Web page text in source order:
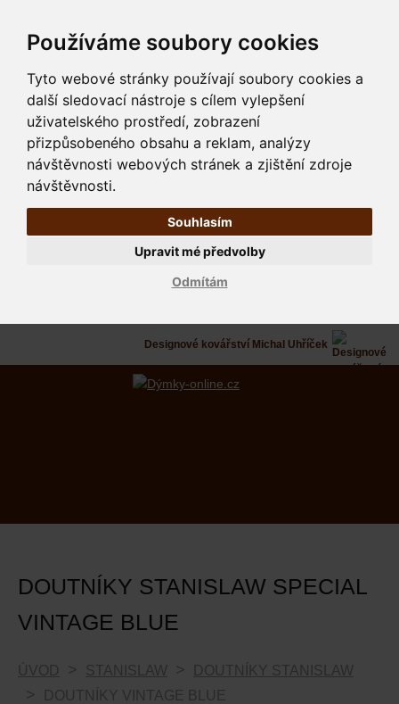
Používáme soubory cookies
Tyto webové stránky používají soubory cookies a
další sledovací nástroje s cílem vylepšení
uživatelského prostředí, zobrazení
přizpůsobeného obsahu a reklam, analýzy
návštěvnosti webových stránek a zjištění zdroje
návštěvnosti.
Souhlasím
Odmítám
Upravit mé předvolby
Designové kovářství Michal Uhříček
DOUTNÍKY STANISLAW SPECIAL
VINTAGE BLUE
ÚVOD STANISLAW
DOUTNÍKY STANISLAW
DOUTNÍKY VINTAGE BLUE